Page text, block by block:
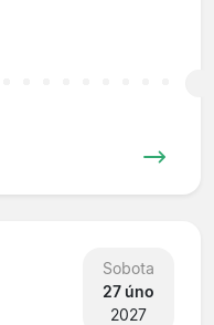
Sobota
27 úno
2027